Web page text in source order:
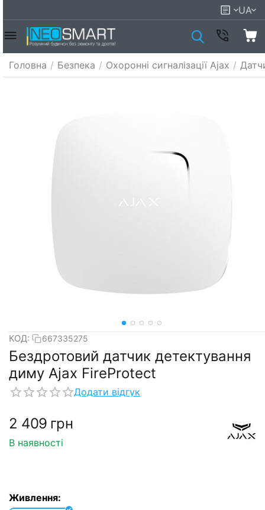
UA
Головна / Безпека / Охоронні сигналізації Ajax /
КОД: 667335275
Бездротовий датчик детектування
диму Ajax FireProtect
Додати відгук
2 409 грн
В наявності
Живлення: